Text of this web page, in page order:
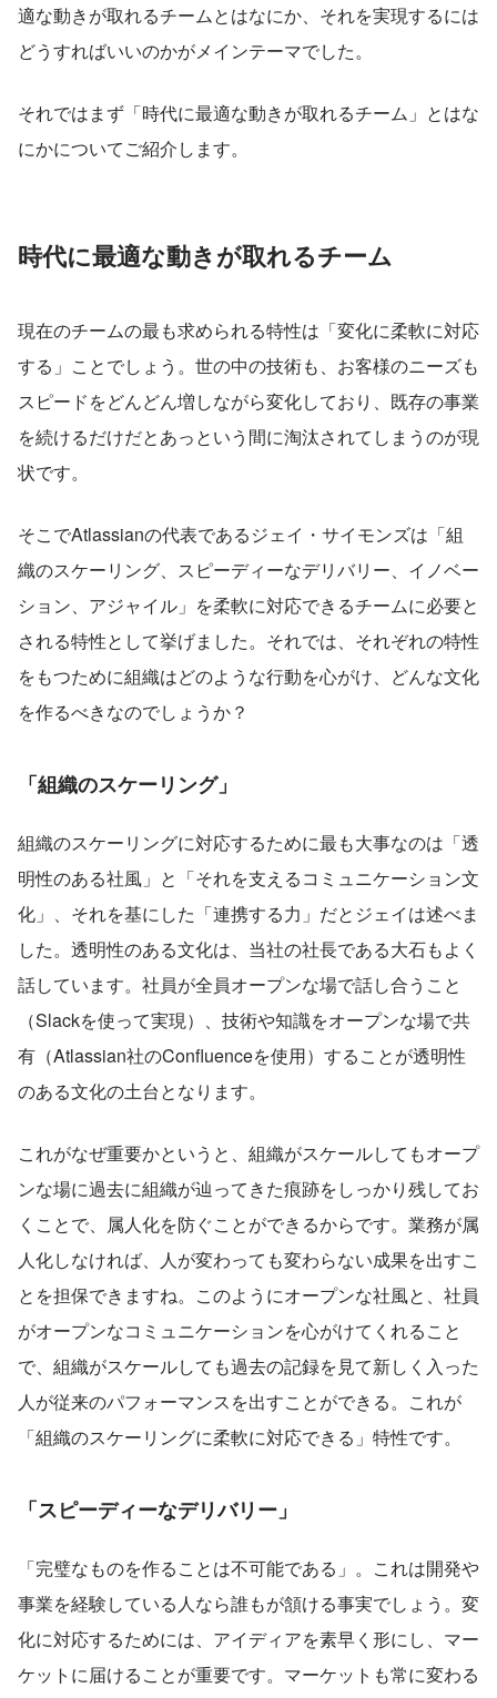
適な動きが取れるチームとはなにか、それを実現するには
どうすればいいのかがメインテーマでした。
それではまず「時代に最適な動きが取れるチーム」とはな
にかについてご紹介します。
時代に最適な動きが取れるチーム
現在のチームの最も求められる特性は「変化に柔軟に対応
する」ことでしょう。世の中の技術も、お客様のニーズも
スピードをどんどん増しながら変化しており、既存の事業
を続けるだけだとあっという間に淘汰されてしまうのが現
状です。
そこでAtlassianの代表であるジェイ・サイモンズは「組
織のスケーリング、スピーディーなデリバリー、イノベー
ション、アジャイル」を柔軟に対応できるチームに必要と
される特性として挙げました。それでは、それぞれの特性
をもつために組織はどのような行動を心がけ、どんな文化
を作るべきなのでしょうか？
「組織のスケーリング」
組織のスケーリングに対応するために最も大事なのは「透
明性のある社風」と「それを支えるコミュニケーション文
化」、それを基にした「連携する力」だとジェイは述べま
した。透明性のある文化は、当社の社長である大石もよく
話しています。社員が全員オープンな場で話し合うこと
（Slackを使って実現）、技術や知識をオープンな場で共
有（Atlassian社のConfluenceを使用）することが透明性
のある文化の土台となります。
これがなぜ重要かというと、組織がスケールしてもオープ
ンな場に過去に組織が辿ってきた痕跡をしっかり残してお
くことで、属人化を防ぐことができるからです。業務が属
人化しなければ、人が変わっても変わらない成果を出すこ
とを担保できますね。このようにオープンな社風と、社員
がオープンなコミュニケーションを心がけてくれること
で、組織がスケールしても過去の記録を見て新しく入った
人が従来のパフォーマンスを出すことができる。これが
「組織のスケーリングに柔軟に対応できる」特性です。
「スピーディーなデリバリー」
「完璧なものを作ることは不可能である」。これは開発や
事業を経験している人なら誰もが頷ける事実でしょう。変
化に対応するためには、アイディアを素早く形にし、マー
ケットに届けることが重要です。マーケットも常に変わる